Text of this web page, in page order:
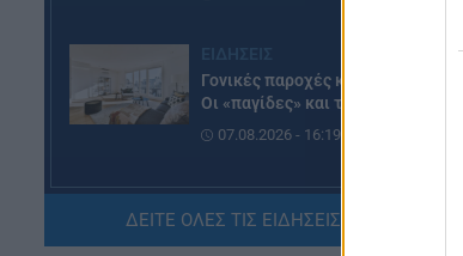
Γονικές παροχές και δωρεές:
Οι «παγίδες» και τα λάθη
07.08.2026 - 16:19
ΠΑΙΔΕΙΑ
ΝΕΟ φοιτητικό επίδομα: Για
ποιούς φοιτητές
ΔΕΙΤΕ ΟΛΕΣ ΤΙΣ ΕΙΔΗΣΕΙΣ ΕΔΩ »